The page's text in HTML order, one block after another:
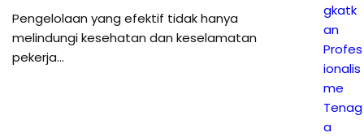
Pengelolaan yang efektif tidak hanya
melindungi kesehatan dan keselamatan
pekerja…
gkatk
an
Profes
ionalis
me
Tenag
a